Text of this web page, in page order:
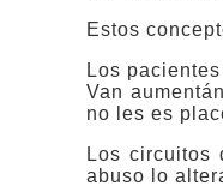
Estos
Los
Van
no les es
Los circuitos
abuso lo